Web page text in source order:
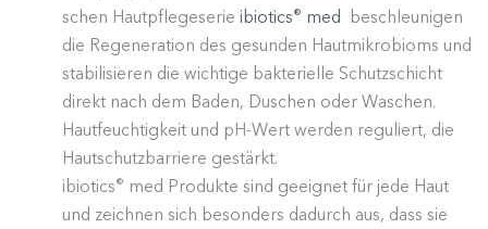
schen Hautpfle­ge­serie ibiotics® med beschleu­nigen
die Regene­ration des gesunden Hautmi­kro­bioms und
stabi­li­sieren die wichtige bakte­rielle Schutz­schicht
direkt nach dem Baden, Duschen oder Waschen.
Hautfeuch­tigkeit und pH-Wert werden reguliert, die
Hautschutz­bar­riere gestärkt.
ibiotics® med Produkte sind geeignet für jede Haut
und zeichnen sich besonders dadurch aus, dass sie